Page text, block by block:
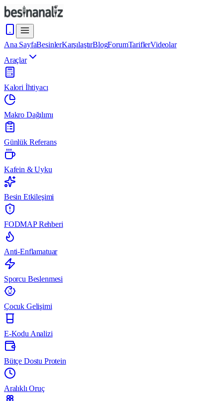
Ana SayfaBesinlerKarşılaştırBlogForumTariflerVideolar
Araçlar
Kalori İhtiyacı
Makro Dağılımı
Günlük Referans
Kafein & Uyku
Besin Etkileşimi
FODMAP Rehberi
Anti-Enflamatuar
Sporcu Beslenmesi
Çocuk Gelişimi
E-Kodu Analizi
Bütçe Dostu Protein
Aralıklı Oruç